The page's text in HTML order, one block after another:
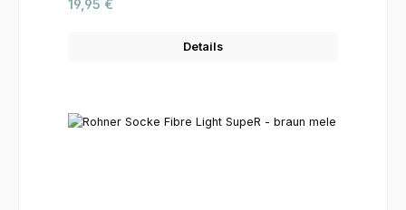
19,95 €
Details